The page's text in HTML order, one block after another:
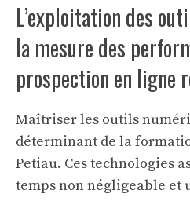
L’exploitation des
la mesure des
prospection en ligne
Maîtriser les outils
déterminant de la
Petiau. Ces technologies
temps non négligeable et